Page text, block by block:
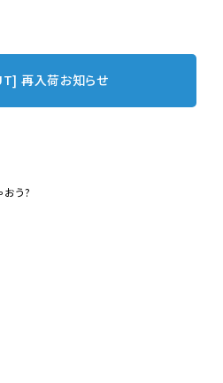
再入荷お知らせ
う?